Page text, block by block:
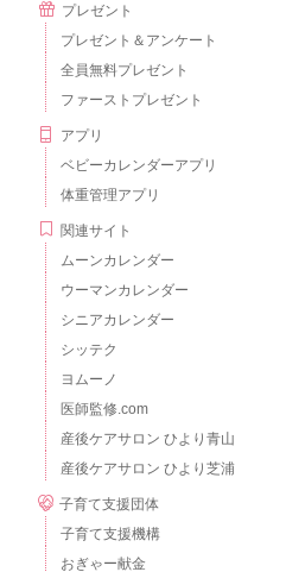
プレゼント
プレゼント＆アンケート
全員無料プレゼント
ファーストプレゼント
アプリ
ベビーカレンダーアプリ
体重管理アプリ
関連サイト
ムーンカレンダー
ウーマンカレンダー
シニアカレンダー
シッテク
ヨムーノ
医師監修.com
産後ケアサロン ひより青山
産後ケアサロン ひより芝浦
子育て支援団体
子育て支援機構
おぎゃー献金